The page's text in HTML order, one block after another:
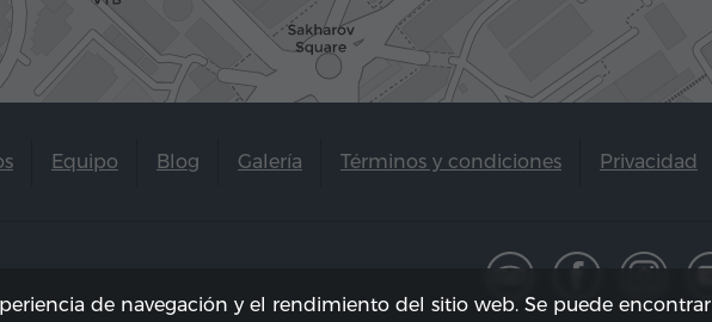
Equipo Blog Galería Términos y condiciones Privacidad
de navegación y el rendimiento del sitio web. Se puede encontrar